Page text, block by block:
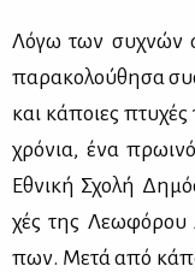
Λό­γω των συ­χνών
πα­ρα­κο­λού­θη­σα
και κά­ποιες
χρό­νια, ένα
Εθνι­κή Σχο­λή
χές της
πων. Με­τά από